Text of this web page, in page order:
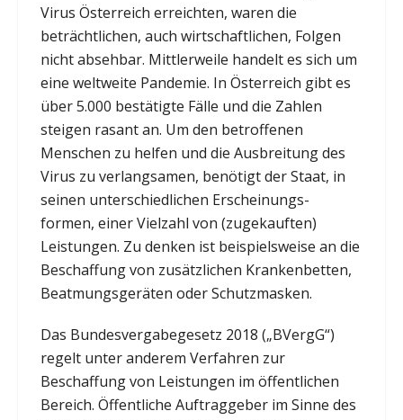
Virus Österreich erreichten, waren die
beträchtlichen, auch wirtschaftlichen, Folgen
nicht absehbar. Mittlerweile handelt es sich um
eine weltweite Pandemie. In Österreich gibt es
über 5.000 bestätigte Fälle und die Zahlen
steigen rasant an. Um den betroffenen
Menschen zu helfen und die Ausbreitung des
Virus zu verlangsamen, benötigt der Staat, in
seinen unterschiedlichen Erscheinungs-
formen, einer Vielzahl von (zugekauften)
Leistungen. Zu denken ist beispielsweise an die
Beschaffung von zusätzlichen Krankenbetten,
Beatmungsgeräten oder Schutzmasken.
Das Bundesvergabegesetz 2018 („BVergG“)
regelt unter anderem Verfahren zur
Beschaffung von Leistungen im öffentlichen
Bereich. Öffentliche Auftraggeber im Sinne des